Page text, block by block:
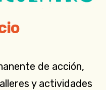
de acción,
y actividades